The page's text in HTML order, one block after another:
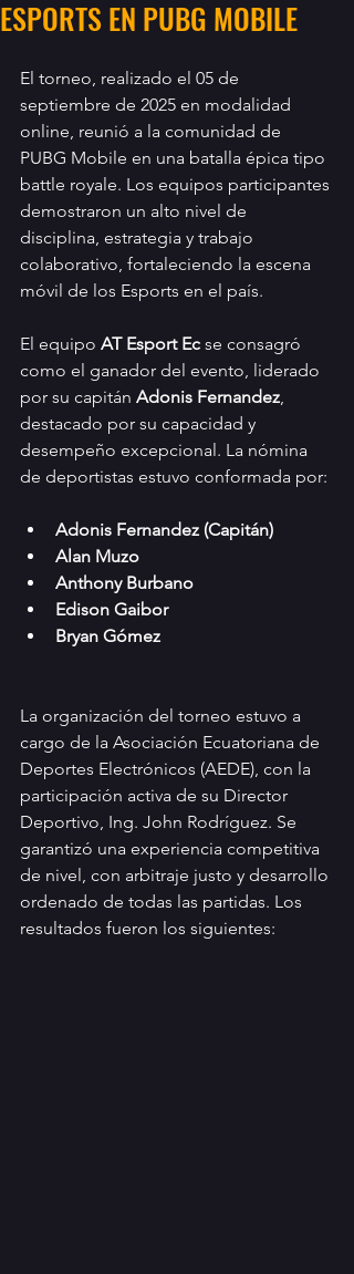
ESPORTS EN PUBG MOBILE
El torneo, realizado el 05 de
septiembre de 2025 en modalidad
online, reunió a la comunidad de
PUBG Mobile en una batalla épica tipo
battle royale. Los equipos participantes
demostraron un alto nivel de
disciplina, estrategia y trabajo
colaborativo, fortaleciendo la escena
móvil de los Esports en el país.
El equipo AT Esport Ec se consagró
como el ganador del evento, liderado
por su capitán Adonis Fernandez,
destacado por su capacidad y
desempeño excepcional. La nómina
de deportistas estuvo conformada por:
Adonis Fernandez (Capitán)
Alan Muzo
Anthony Burbano
Edison Gaibor
Bryan Gómez
La organización del torneo estuvo a
cargo de la Asociación Ecuatoriana de
Deportes Electrónicos (AEDE), con la
participación activa de su Director
Deportivo, Ing. John Rodríguez. Se
garantizó una experiencia competitiva
de nivel, con arbitraje justo y desarrollo
ordenado de todas las partidas. Los
resultados fueron los siguientes: